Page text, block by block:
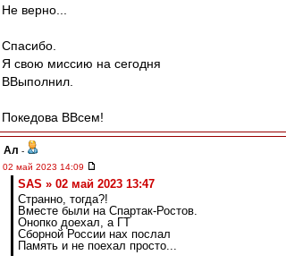
Не верно...
Спасибо.
Я свою миссию на сегодня
ВВыполнил.
Покедова ВВсем!
Ал -
02 май 2023 14:09
SAS » 02 май 2023 13:47
Странно, тогда?!
Вместе были на Спартак-Ростов.
Онопко доехал, а ГТ
Сборной России нах послал
Память и не поехал просто...